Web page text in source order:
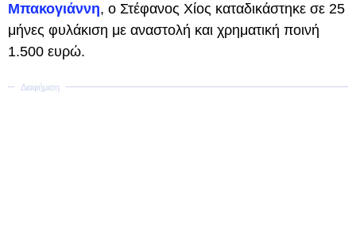
Μπακογιάννη, ο Στέφανος Χίος καταδικάστηκε σε 25
μήνες φυλάκιση με αναστολή και χρηματική ποινή
1.500 ευρώ.